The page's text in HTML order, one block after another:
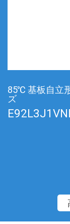
85℃ 基板自立
ズ